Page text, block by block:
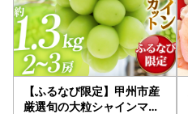
【ふるなび限定】甲州市産
厳選旬の大粒シャインマス